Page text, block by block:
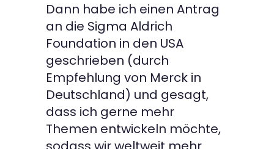
Dann habe ich einen Antrag
an die Sigma Aldrich
Foundation in den USA
geschrieben (durch
Empfehlung von Merck in
Deutschland) und gesagt,
dass ich gerne mehr
Themen entwickeln möchte,